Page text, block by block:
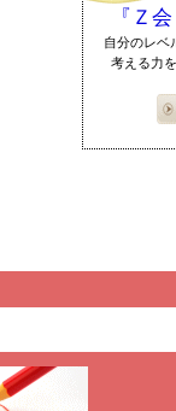
『Ｚ
自分のレベ
考える力